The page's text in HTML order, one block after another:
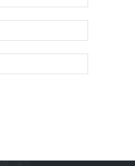
mail:*